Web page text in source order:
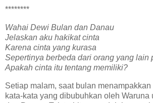
********
Wahai Dewi Bulan dan Danau
Jelaskan aku hakikat cinta
Karena cinta yang kurasa
Sepertinya berbeda dari orang yang lain
Apakah cinta itu tentang memiliki?
Setiap malam, saat bulan
kata-kata yang dibubuhkan oleh Waruna